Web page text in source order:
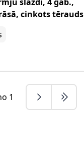
cinkots tērauds
1